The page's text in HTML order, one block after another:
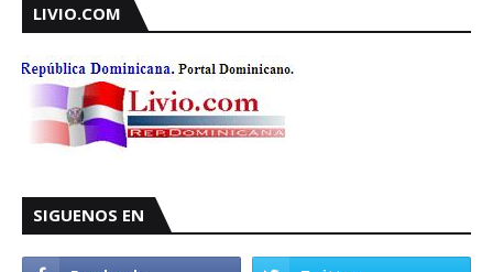
LIVIO.COM
SIGUENOS EN